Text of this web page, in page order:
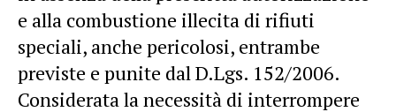
e alla combustione illecita di rifiuti
speciali, anche pericolosi, entrambe
previste e punite dal D.Lgs. 152/2006.
Considerata la necessità di interrompere